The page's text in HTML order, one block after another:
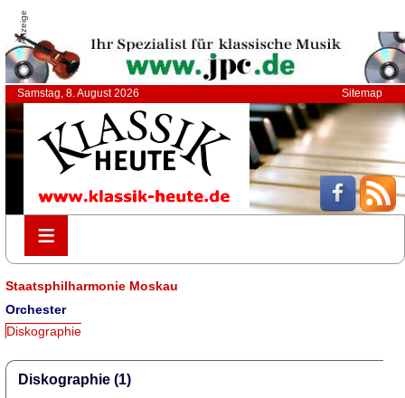
Anzeige
Samstag, 8. August 2026 Sitemap
≡
≡
Staatsphilharmonie Moskau
Orchester
Diskographie
Diskographie (1)